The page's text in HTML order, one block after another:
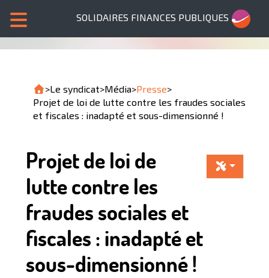
SOLIDAIRES FINANCES PUBLIQUES
>Le syndicat>Média>Presse>
Projet de loi de lutte contre les fraudes sociales
et fiscales : inadapté et sous-dimensionné !
Projet de loi de
lutte contre les
fraudes sociales et
fiscales : inadapté et
sous-dimensionné !